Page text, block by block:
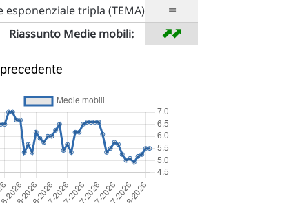
esponenziale tripla (TEMA) =
Riassunto Medie mobili: ➡
➡